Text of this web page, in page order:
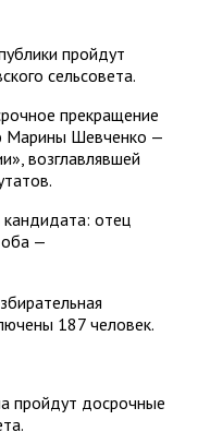
пройдут
сельсовета.
прекращение
Марины Шевченко —
возглавлявшей
отец
—
187 человек.
пройдут досрочные